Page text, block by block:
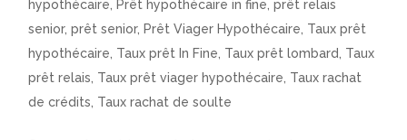
hypothécaire Prêt hypothécaire in fine ,prêt relais
senior,prêt senior, Prêt Viager Hypothécaire Taux prêt
hypothécaire Taux prêt In Fine Taux prêt lombard
Taux
prêt relais Taux prêt viager hypothécaire Taux rachat
de crédits Taux rachat de soulte